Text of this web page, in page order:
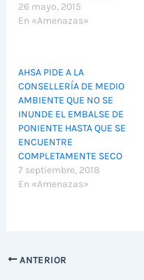
26 mayo, 2015
En «Amenazas»
AHSA PIDE A LA
CONSELLERÍA DE MEDIO
AMBIENTE QUE NO SE
INUNDE EL EMBALSE DE
PONIENTE HASTA QUE SE
ENCUENTRE
COMPLETAMENTE SECO
7 septiembre, 2018
En «Amenazas»
ANTERIOR